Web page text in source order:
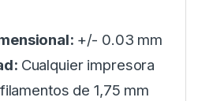
+/- 0.03 mm
Cualquier impresora
de 1,75 mm